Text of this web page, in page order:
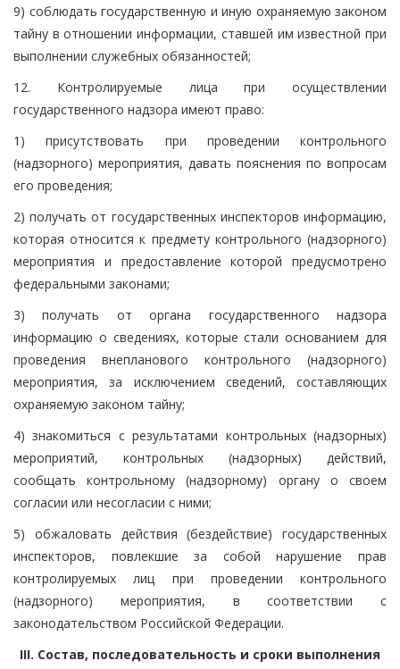
9) соблюдать государственную и иную охраняемую законом
тайну в отношении информации, ставшей им известной при
выполнении служебных обязанностей;
12. Контролируемые лица при осуществлении
государственного надзора имеют право:
1) присутствовать при проведении контрольного
(надзорного) мероприятия, давать пояснения по вопросам
его проведения;
2) получать от государственных инспекторов информацию,
которая относится к предмету контрольного (надзорного)
мероприятия и предоставление которой предусмотрено
федеральными законами;
3) получать от органа государственного надзора
информацию о сведениях, которые стали основанием для
проведения внепланового контрольного (надзорного)
мероприятия, за исключением сведений, составляющих
охраняемую законом тайну;
4) знакомиться с результатами контрольных (надзорных)
мероприятий, контрольных (надзорных) действий,
сообщать контрольному (надзорному) органу о своем
согласии или несогласии с ними;
5) обжаловать действия (бездействие) государственных
инспекторов, повлекшие за собой нарушение прав
контролируемых лиц при проведении контрольного
(надзорного) мероприятия, в соответствии с
законодательством Российской Федерации.
III. Состав, последовательность и сроки выполнения